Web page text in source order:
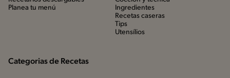
Planea tu menú
Ingredientes
Recetas caseras
Tips
Utensílios
Categorias de Recetas